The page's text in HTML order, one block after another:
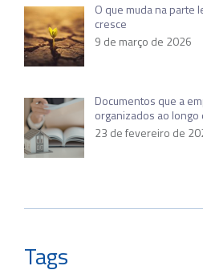
O que muda na parte
cresce
9 de março de 2026
Documentos que a
organizados ao longo
23 de fevereiro de
Tags